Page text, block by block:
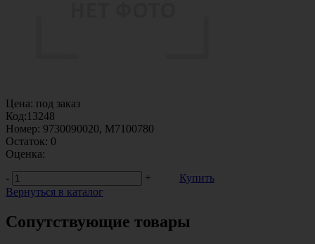
Цена: под заказ
Код:13248
Номер: 9730090020, M7100780
Остаток: 0
Оценка:
-
+
Купить
Вернуться в каталог
Сопутствующие товары